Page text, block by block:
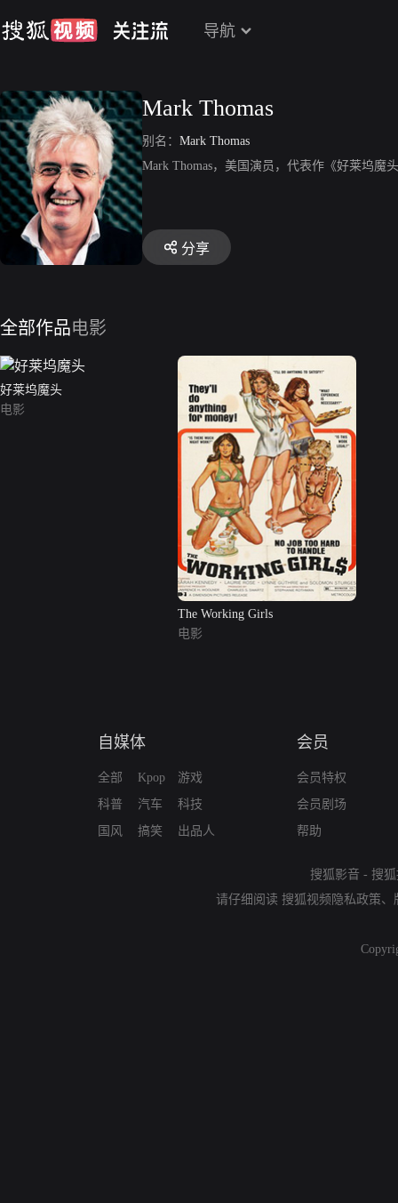
导航
Mark Thomas
别名： Mark Thomas
Mark Thomas，美国演员，代表作《好莱坞魔
分享
全部作品电影
好莱坞魔头
电影
The Working Girls
电影
自媒体
全部
科普
国风
Kpop
汽车
搞笑
游戏
科技
出品人
会员
会员特权
会员剧场
帮助
搜狐影音 - 搜
请仔细阅读 搜狐视频隐私政策、